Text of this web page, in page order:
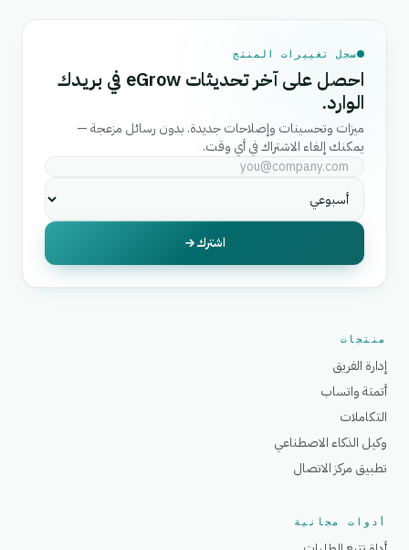
سجل تغييرات المنتج
احصل على آخر تحديثات eGrow في بريدك
الوارد.
ميزات وتحسينات وإصلاحات جديدة. بدون رسائل مزعجة —
يمكنك إلغاء الاشتراك في أي وقت.
اشترك
منتجات
إدارة الفريق
أتمتة واتساب
التكاملات
وكيل الذكاء الاصطناعي
تطبيق مركز الاتصال
أدوات مجانية